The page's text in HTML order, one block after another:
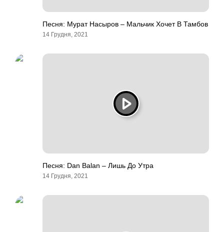
Песня: Мурат Насыров – Мальчик Хочет В Тамбов
14 Грудня, 2021
Песня: Dan Balan – Лишь До Утра
14 Грудня, 2021